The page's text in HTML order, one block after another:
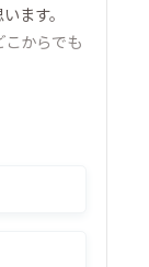
ます。
からでも